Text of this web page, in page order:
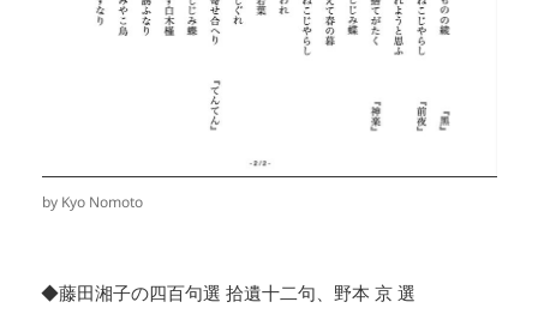
by Kyo Nomoto
◆藤田湘子の四百句選 拾遺十二句、野本 京 選